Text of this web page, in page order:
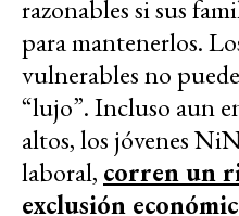
razonables si sus
para mantenerlos.
vulnerables no
“lujo”. Incluso aun
altos, los jóvenes
laboral, corren un
exclusión